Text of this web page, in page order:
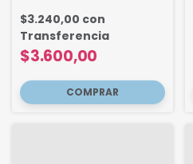
$3.600,00
$3.240,00 con
Transferencia